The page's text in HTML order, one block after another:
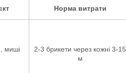
Норма витрати
миші
2-3 брикети через кожні 3-15
м